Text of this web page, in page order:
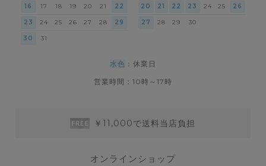
16 17 18 19 20 21 22
23 24 25 26 27 28 29
30 31
20 21 22 23 24 25 26
27 28 29 30
水色 ：休業日
営業時間：10時～17時
￥11,000で送料当店負担
オンラインショップ